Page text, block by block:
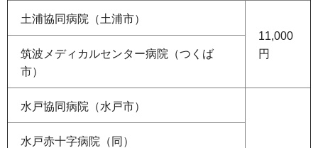
土浦協同病院（土浦市）
11,000
円
筑波メディカルセンター病院（つくば
市）
水戸協同病院（水戸市）
水戸赤十字病院（同）